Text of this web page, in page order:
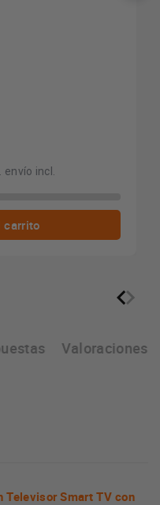
envío incl.
carrito
Valoraciones
Televisor Smart TV con